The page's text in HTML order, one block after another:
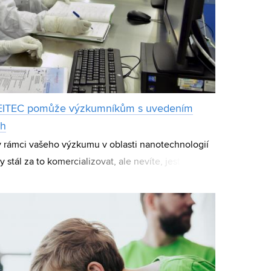
pomůže výzkumníkům s uvedením
rámci vašeho výzkumu v oblasti nanotechnologií
stál za to komercializovat, ale nevíte, jestli